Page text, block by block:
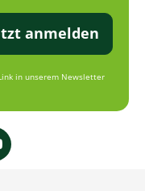
anmelden
in unserem Newsletter